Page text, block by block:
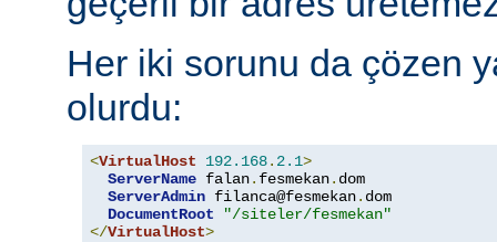
Her iki sorunu da çözen
olurdu:
<VirtualHost 192.168. 2.1>
ServerName falan. fesmekan. dom
ServerAdmin filanca@fesmekan. dom
DocumentRoot
"/siteler/fesmekan"
</VirtualHost>